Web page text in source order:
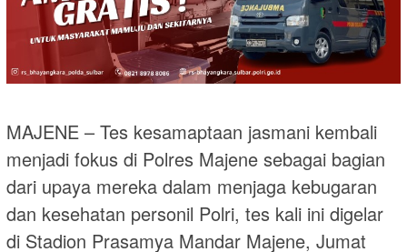
MAJENE – Tes kesamaptaan jasmani kembali
menjadi fokus di Polres Majene sebagai bagian
dari upaya mereka dalam menjaga kebugaran
dan kesehatan personil Polri, tes kali ini digelar
di Stadion Prasamya Mandar Majene, Jumat